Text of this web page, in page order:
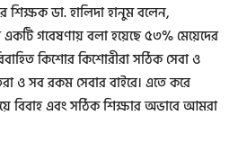
শিক্ষক ডা. হালিদা হানুম বলেন,
একটি গবেষণায় বলা হয়েছে ৫৩% মেয়েদের
কিশোর কিশোরীরা সঠিক সেবা ও
ও সব রকম সেবার বাইরে। এতে করে
বিবাহ এবং সঠিক শিক্ষার অভাবে আমরা